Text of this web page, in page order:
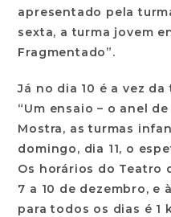
apresentado pela
sexta, a turma jovem
Fragmentado”.
Já no dia 10 é a vez
“Um ensaio – o anel
Mostra, as turmas
domingo, dia 11, o
Os horários do Teatro
7 a 10 de dezembro, e
para todos os dias é 1